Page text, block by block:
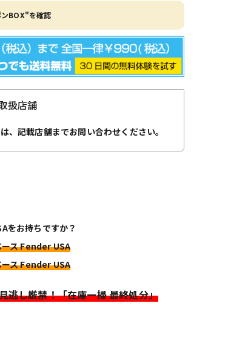
BOX"を確認
扱店舗
記載店舗までお問い合わせください。
をお持ちですか？
ス Fender USA
ス Fender USA
逃し厳禁！「在庫一掃 最終処分」